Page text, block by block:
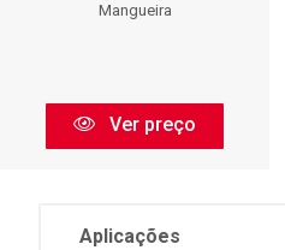
Mangueira
Ver preço
Aplicações